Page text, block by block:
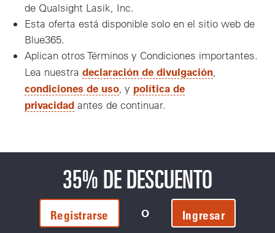
de Qualsight Lasik, Inc.
Esta oferta está disponible solo en el sitio web de
Blue365.
Aplican otros Términos y Condiciones importantes.
Lea nuestra declaración de divulgación
condiciones de uso , y política de
privacidad antes de continuar.
35% DE DESCUENTO
Registrarse O Ingresar